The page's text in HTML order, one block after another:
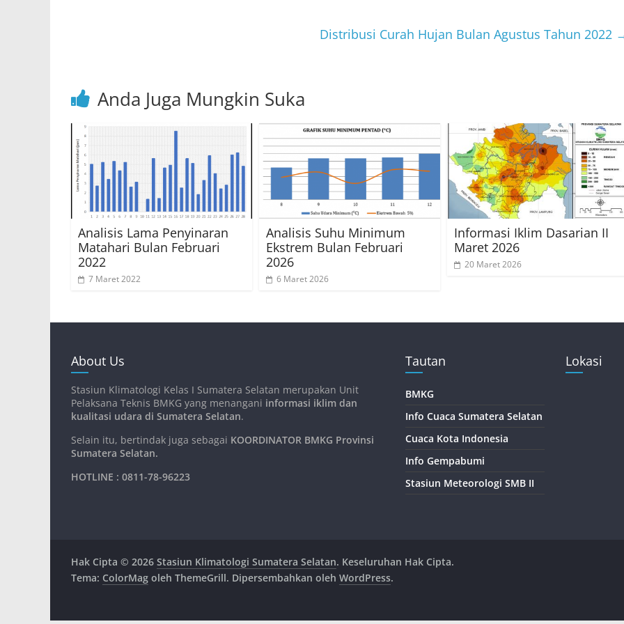
Distribusi Curah Hujan Bulan Agustus Tahun 2022
Anda Juga Mungkin Suka
Analisis Lama Penyinaran
Matahari Bulan Februari
2022
7 Maret 2022
Analisis Suhu Minimum
Ekstrem Bulan Februari
2026
6 Maret 2026
Informasi Iklim Dasarian II
Maret 2026
20 Maret 2026
About Us
Stasiun Klimatologi Kelas I Sumatera Selatan merupakan Unit
Pelaksana Teknis BMKG yang menangani informasi iklim dan
kualitasi udara di Sumatera Selatan.
Selain itu, bertindak juga sebagai KOORDINATOR BMKG Provinsi
Sumatera Selatan.
HOTLINE : 0811-78-96223
Tautan
BMKG
Info Cuaca Sumatera Selatan
Cuaca Kota Indonesia
Info Gempabumi
Stasiun Meteorologi SMB II
Lokasi
Hak Cipta © 2026 Stasiun Klimatologi Sumatera Selatan. Keseluruhan Hak Cipta.
Tema: ColorMag oleh ThemeGrill. Dipersembahkan oleh WordPress.